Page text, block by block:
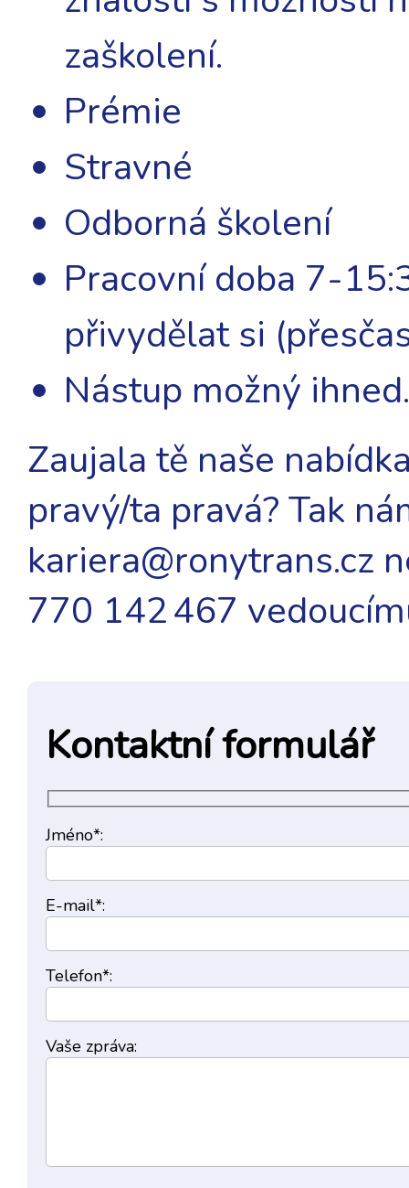
zaškolení.
Prémie
Stravné
Odborná školení
Pracovní doba 7-
přivydělat si
Nástup možný
Zaujala tě naše
pravý/ta pravá? Tak
kariera@ronytrans.cz
770 142 467
Kontaktní formulář
Jméno*:
E-mail*:
Telefon*:
Vaše zpráva: